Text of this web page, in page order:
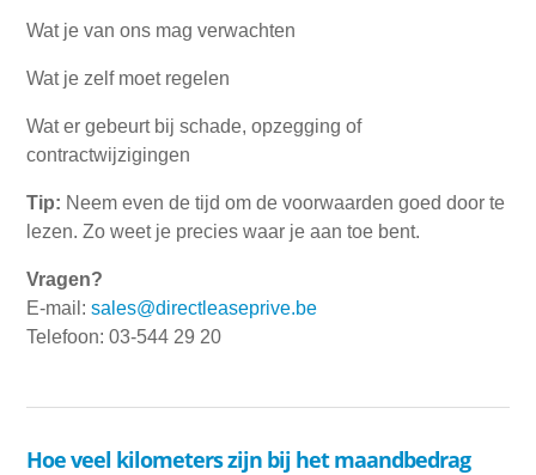
Wat je van ons mag verwachten
Wat je zelf moet regelen
Wat er gebeurt bij schade, opzegging of
contractwijzigingen
Tip: Neem even de tijd om de voorwaarden goed door te
lezen. Zo weet je precies waar je aan toe bent.
Vragen?
E-mail:sales@directleaseprive.be
Telefoon: 03-544 29 20
Hoe veel kilometers zijn bij het maandbedrag